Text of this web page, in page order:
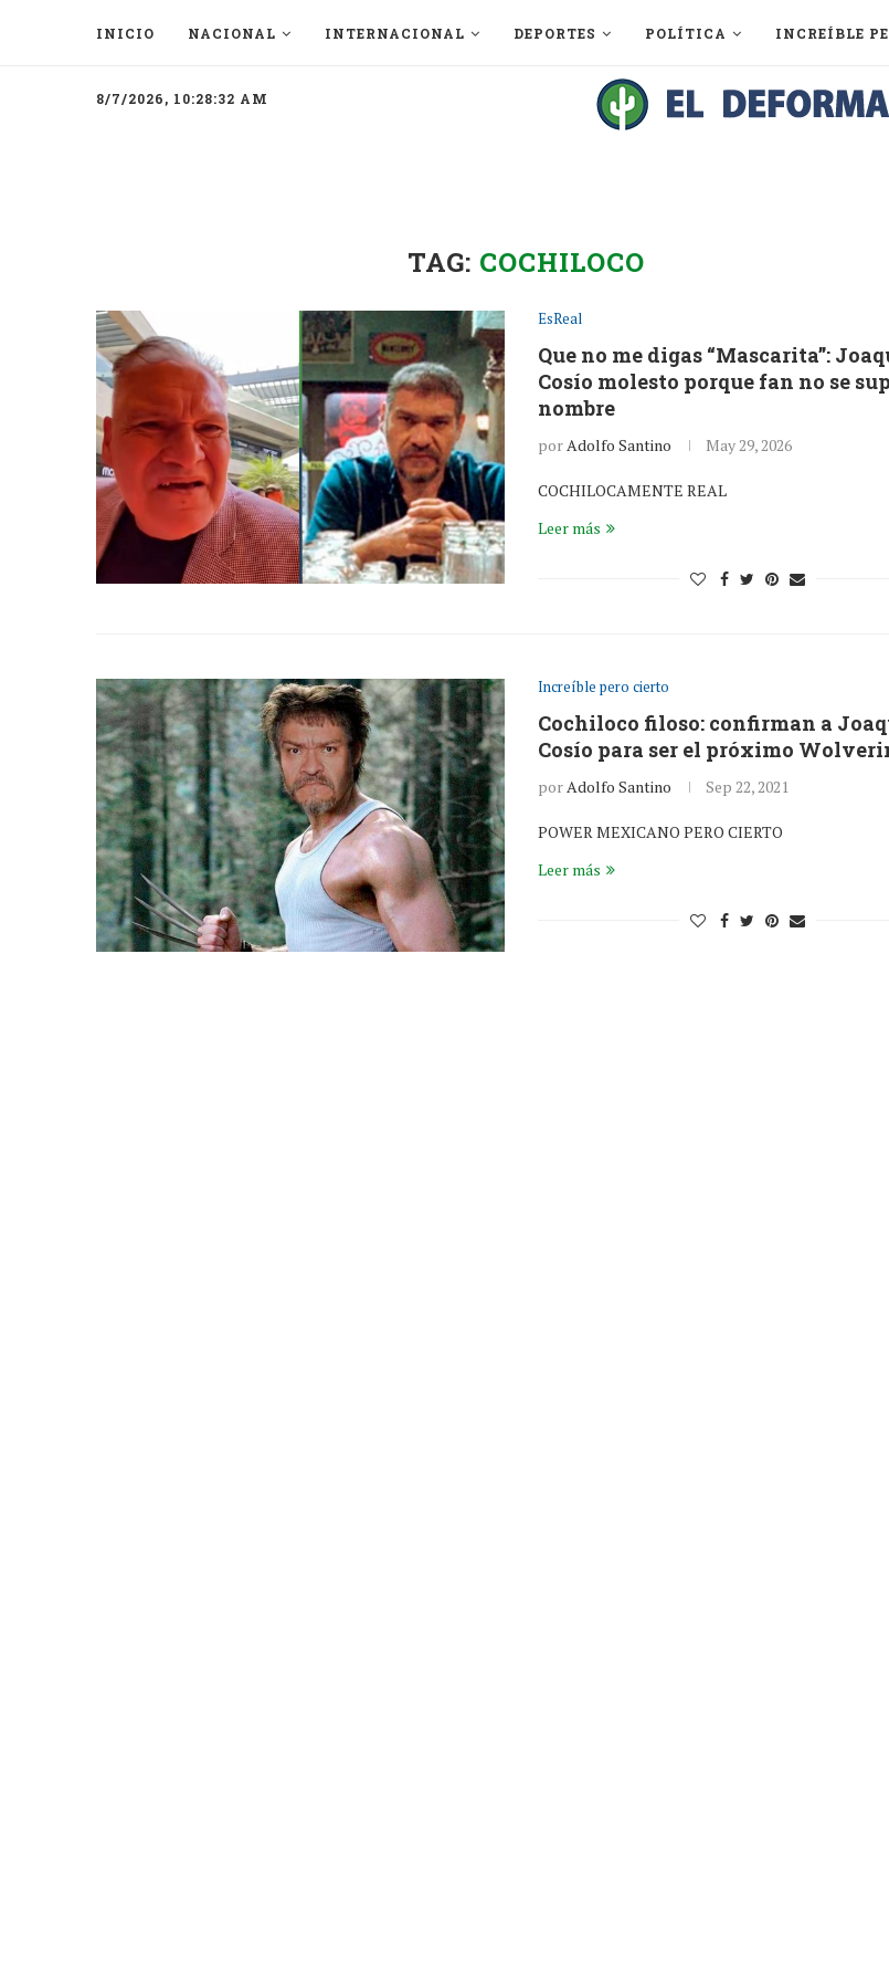
INICIO NACIONAL INTERNACIONAL DEPORTES POLÍTICA INCREÍBLE
8/7/2026, 10:28:32 AM
TAG: COCHILOCO
EsReal
Que no me digas “Mascarita”:
Cosío molesto porque fan no se
nombre
porAdolfo Santino May 29, 2026
COCHILOCAMENTE REAL
Leer más
Increíble pero cierto
Cochiloco filoso: confirman a
Cosío para ser el próximo
porAdolfo Santino Sep 22, 2021
POWER MEXICANO PERO CIERTO
Leer más